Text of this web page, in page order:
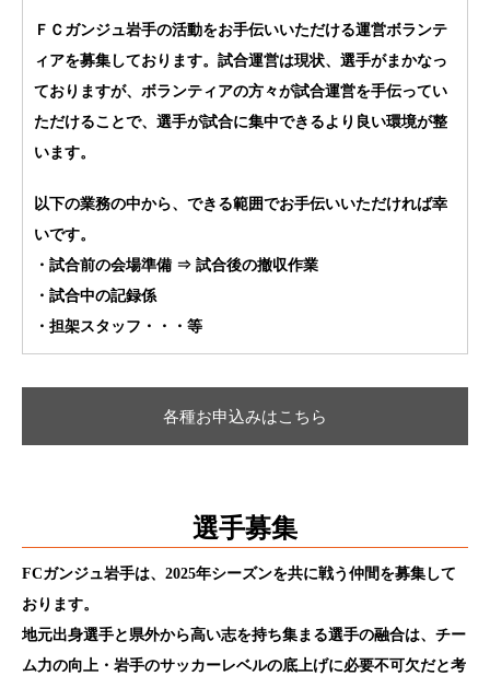
ＦＣガンジュ岩手の活動をお手伝いいただける運営ボランテ
ィアを募集しております。試合運営は現状、選手がまかなっ
ておりますが、ボランティアの方々が試合運営を手伝ってい
ただけることで、選手が試合に集中できるより良い環境が整
います。
以下の業務の中から、できる範囲でお手伝いいただければ幸
いです。
・試合前の会場準備 ⇒ 試合後の撤収作業
・試合中の記録係
・担架スタッフ・・・等
各種お申込みはこちら
選手募集
FCガンジュ岩手は、2025年シーズンを共に戦う仲間を募集して
おります。
地元出身選手と県外から高い志を持ち集まる選手の融合は、チー
ム力の向上・岩手のサッカーレベルの底上げに必要不可欠だと考